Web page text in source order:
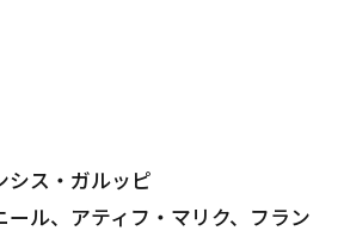
シス・ガルッピ
ール、アティフ・マリク、フラン